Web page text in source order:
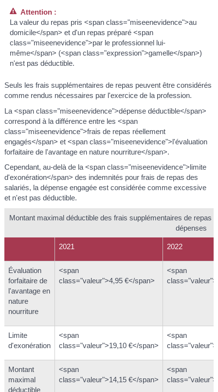
Attention :
La valeur du repas pris <span class="miseenevidence">au
domicile</span> et d'un repas préparé <span
class="miseenevidence">par le professionnel lui-
même</span> (<span class="expression">gamelle</span>)
n'est pas déductible.
Seuls les frais supplémentaires de repas peuvent être considérés
comme rendus nécessaires par l'exercice de la profession.
La <span class="miseenevidence">dépense déductible</span>
correspond à la différence entre les <span
class="miseenevidence">frais de repas réellement
engagés</span> et <span class="miseenevidence">l'évaluation
forfaitaire de l'avantage en nature nourriture</span>.
Cependant, au-delà de la <span class="miseenevidence">limite
d'exonération</span> des indemnités pour frais de repas des
salariés, la dépense engagée est considérée comme excessive
et n'est pas déductible.
Montant maximal déductible des frais supplémentaires de repas
dépenses
2021 2022
Évaluation
forfaitaire de
l'avantage en
nature
nourriture
<span
class="valeur">4,95 €</span>
<span
Limite
d'exonération
<span
class="valeur">19,10 €</span>
<span
Montant
maximal
déductible
<span
class="valeur">14,15 €</span>
<span